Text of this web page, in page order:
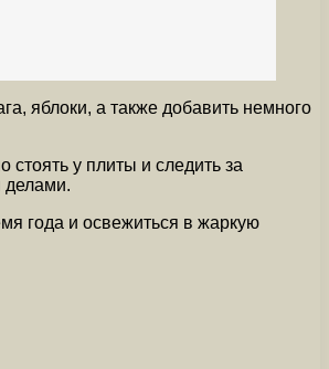
яблоки, а также добавить немного
у плиты и следить за
делами.
года и освежиться в жаркую